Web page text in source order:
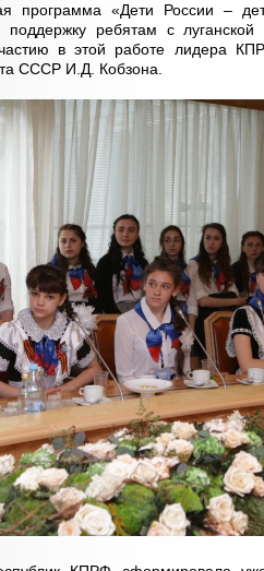
программа «Дети России –
поддержку ребятам с
в этой работе лидера
СССР И.Д. Кобзона.